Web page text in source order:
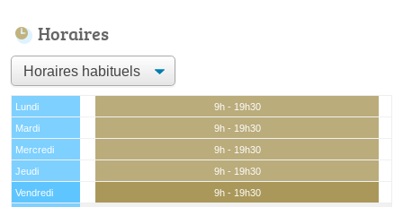
Horaires
Lundi
9h - 19h30
Mardi
9h - 19h30
Mercredi
9h - 19h30
Jeudi
9h - 19h30
Vendredi
9h - 19h30